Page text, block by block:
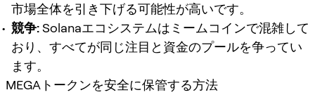
市場全体を引き下げる可能性が高いです。
競争:Solanaエコシステムはミームコインで混雑して
おり、すべてが同じ注目と資金のプールを争ってい
ます。
MEGAトークンを安全に保管する方法